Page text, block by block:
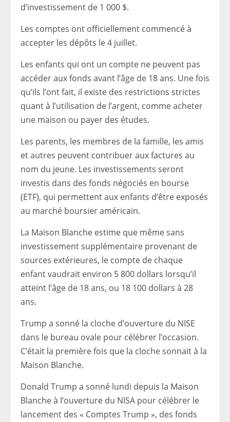
d’investissement de 1 000 $.
Les comptes ont officiellement commencé à
accepter les dépôts le 4 juillet.
Les enfants qui ont un compte ne peuvent pas
accéder aux fonds avant l’âge de 18 ans. Une fois
qu’ils l’ont fait, il existe des restrictions strictes
quant à l’utilisation de l’argent, comme acheter
une maison ou payer des études.
Les parents, les membres de la famille, les amis
et autres peuvent contribuer aux factures au
nom du jeune. Les investissements seront
investis dans des fonds négociés en bourse
(ETF), qui permettent aux enfants d’être exposés
au marché boursier américain.
La Maison Blanche estime que même sans
investissement supplémentaire provenant de
sources extérieures, le compte de chaque
enfant vaudrait environ 5 800 dollars lorsqu’il
atteint l’âge de 18 ans, ou 18 100 dollars à 28
ans.
Trump a sonné la cloche d’ouverture du NISE
dans le bureau ovale pour célébrer l’occasion.
C’était la première fois que la cloche sonnait à la
Maison Blanche.
Donald Trump a sonné lundi depuis la Maison
Blanche à l’ouverture du NISA pour célébrer le
lancement des « Comptes Trump », des fonds